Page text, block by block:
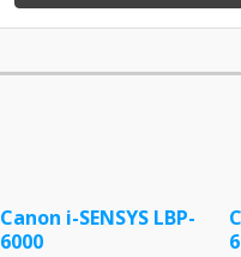
Canon i-SENSYS LBP-
6000